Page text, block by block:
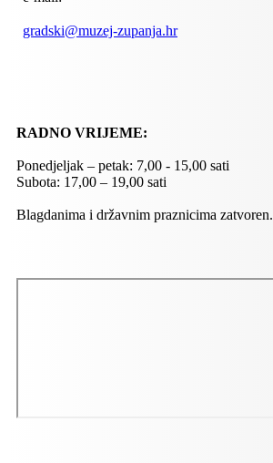
gradski@muzej-zupanja.hr
RADNO VRIJEME:
Ponedjeljak – petak: 7,00 - 15,00 sati
Subota: 17,00 – 19,00 sati
Blagdanima i državnim praznicima zatvoren.